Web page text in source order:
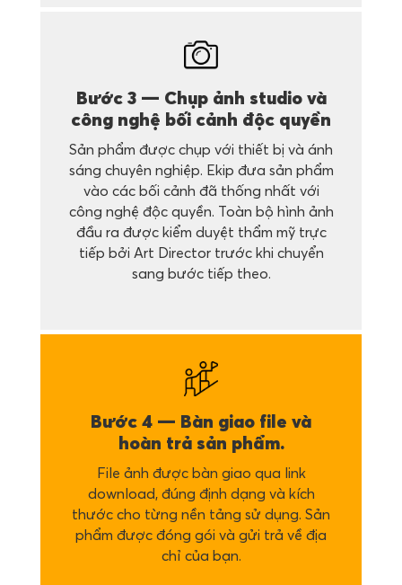
Bước 3 — Chụp ảnh studio và
công nghệ bối cảnh độc quyền
Sản phẩm được chụp với thiết bị và ánh
sáng chuyên nghiệp. Ekip đưa sản phẩm
vào các bối cảnh đã thống nhất với
công nghệ độc quyền. Toàn bộ hình ảnh
đầu ra được kiểm duyệt thẩm mỹ trực
tiếp bởi Art Director trước khi chuyển
sang bước tiếp theo.
Bước 4 — Bàn giao file và
hoàn trả sản phẩm.
File ảnh được bàn giao qua link
download, đúng định dạng và kích
thước cho từng nền tảng sử dụng. Sản
phẩm được đóng gói và gửi trả về địa
chỉ của bạn.